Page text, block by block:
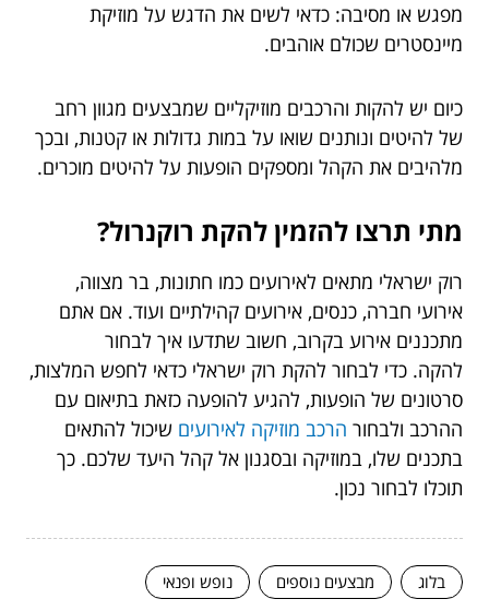
מפגש או מסיבה: כדאי לשים את הדגש על מוזיקת
מיינסטרים שכולם אוהבים.
כיום יש להקות והרכבים מוזיקליים שמבצעים מגוון רחב
של להיטים ונותנים שואו על במות גדולות או קטנות, ובכך
מלהיבים את הקהל ומספקים הופעות על להיטים מוכרים.
מתי תרצו להזמין להקת רוקנרול?
רוק ישראלי מתאים לאירועים כמו חתונות, בר מצווה,
אירועי חברה, כנסים, אירועים קהילתיים ועוד. אם אתם
מתכננים אירוע בקרוב, חשוב שתדעו איך לבחור
להקה. כדי לבחור להקת רוק ישראלי כדאי לחפש המלצות,
סרטונים של הופעות, להגיע להופעה כזאת בתיאום עם
ההרכב ולבחור הרכב מוזיקה לאירועים שיכול להתאים
בתכנים שלו, במוזיקה ובסגנון אל קהל היעד שלכם. כך
תוכלו לבחור נכון.
בלוג מבצעים נוספים נופש ופנאי